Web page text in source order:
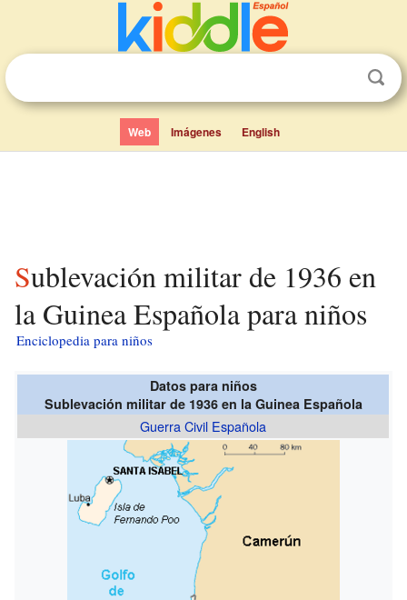
Web Imágenes English
Sublevación militar de 1936 en
la Guinea Española para niños
Enciclopedia para niños
Datos para niños
Sublevación militar de 1936 en la Guinea Española
Guerra Civil Española